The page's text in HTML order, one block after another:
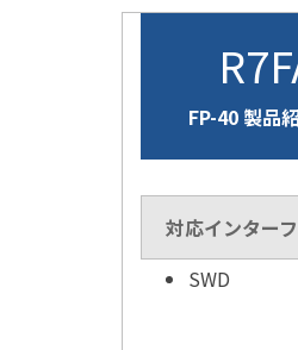
FP-40 製品
対応インター
SWD